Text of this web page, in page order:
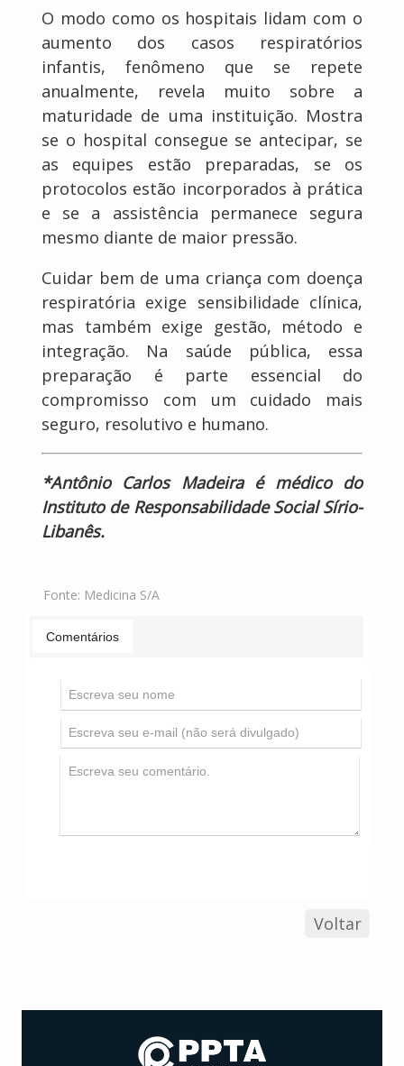
O modo como os hospitais lidam com o
aumento dos casos respiratórios
infantis, fenômeno que se repete
anualmente, revela muito sobre a
maturidade de uma instituição. Mostra
se o hospital consegue se antecipar, se
as equipes estão preparadas, se os
protocolos estão incorporados à prática
e se a assistência permanece segura
mesmo diante de maior pressão.
Cuidar bem de uma criança com doença
respiratória exige sensibilidade clínica,
mas também exige gestão, método e
integração. Na saúde pública, essa
preparação é parte essencial do
compromisso com um cuidado mais
seguro, resolutivo e humano.
*Antônio Carlos Madeira é médico do
Instituto de Responsabilidade Social Sírio-
Libanês.
Fonte: Medicina S/A
Comentários
Voltar